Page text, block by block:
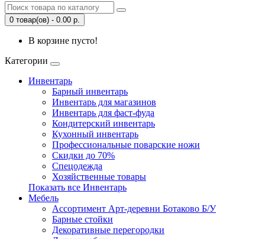
0 товар(ов) - 0.00 р.
В корзине пусто!
Категории
Инвентарь
Барный инвентарь
Инвентарь для магазинов
Инвентарь для фаст-фуда
Кондитерский инвентарь
Кухонный инвентарь
Профессиональные поварские ножи
Скидки до 70%
Спецодежда
Хозяйственные товары
Показать все Инвентарь
Мебель
Ассортимент Арт-деревни Ботаково Б/У
Барные стойки
Декоративные перегородки